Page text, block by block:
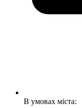
В умовах міста: